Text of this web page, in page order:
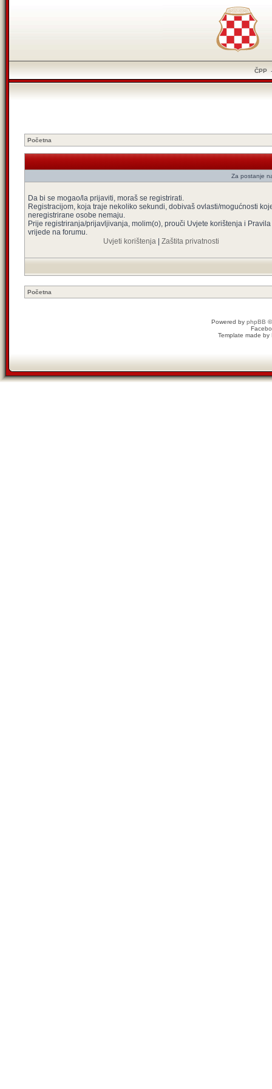
ČPP
Početna
Za postanje
Da bi se mogao/la prijaviti, moraš se registrirati.
Registracijom, koja traje nekoliko sekundi, dobivaš ovlasti/mogućnosti
neregistrirane osobe nemaju.
Prije registriranja/prijavljivanja, molim(o), prouči Uvjete korištenja i
vrijede na forumu.
Uvjeti korištenja| Zaštita privatnosti
Početna
Powered by phpBB
Template made by